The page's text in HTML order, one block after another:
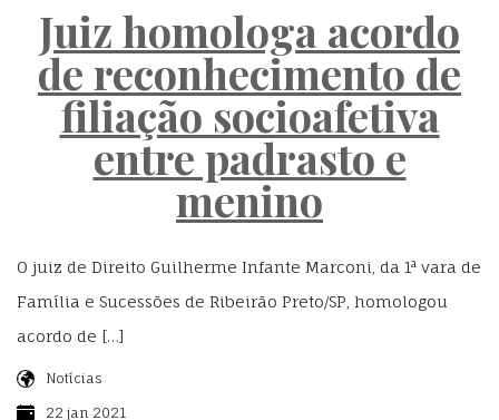
Juiz homologa acordo
de reconhecimento de
filiação socioafetiva
entre padrasto e
menino
O juiz de Direito Guilherme Infante Marconi, da 1ª vara de
Família e Sucessões de Ribeirão Preto/SP, homologou
acordo de […]
Notícias
22 jan 2021